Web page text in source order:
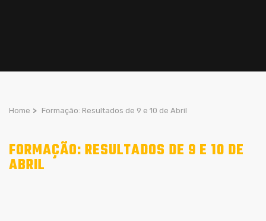
Home > Formação: Resultados de 9 e 10 de Abril
FORMAÇÃO: RESULTADOS DE 9 E 10 DE
ABRIL